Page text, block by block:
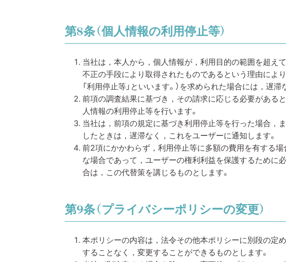
第8条（個人情報の利用停止等）
当社は，本人から，個人情報が，利用目的の範囲を超え
不正の手段により取得されたものであるという理由によ
「利用停止等」といいます。）を求められた場合には，遅
前項の調査結果に基づき，その請求に応じる必要がある
人情報の利用停止等を行います。
当社は，前項の規定に基づき利用停止等を行った場合，
したときは，遅滞なく，これをユーザーに通知します。
前2項にかかわらず，利用停止等に多額の費用を有する
な場合であって，ユーザーの権利利益を保護するために
合は，この代替策を講じるものとします。
第9条（プライバシーポリシーの変更）
本ポリシーの内容は，法令その他本ポリシーに別段の定
することなく，変更することができるものとします。